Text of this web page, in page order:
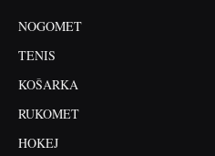
NOGOMET
TENIS
KOŠARKA
RUKOMET
HOKEJ